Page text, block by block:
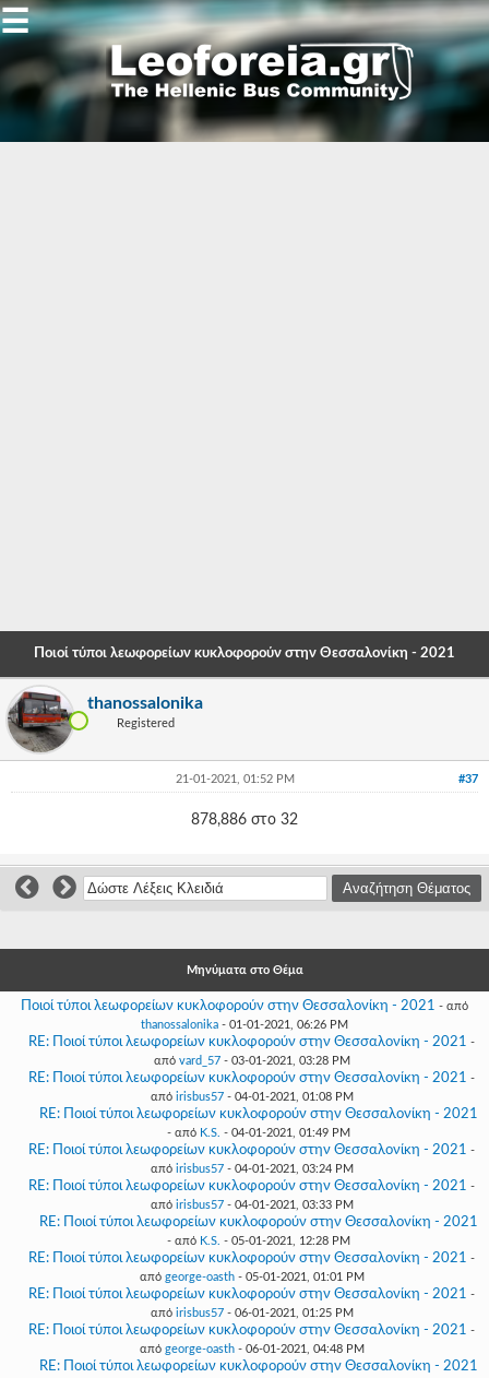
Gallery
-
-
-
-
-
-
-
σου,
Εγγραφή
☰
Ποιοί τύποι λεωφορείων κυκλοφορούν στην Θεσσαλονίκη - 2021
thanossalonika
Registered
#37
21-01-2021, 01:52 PM
878,886 στο 32
Μηνύματα στο Θέμα
Ποιοί τύποι λεωφορείων κυκλοφορούν στην Θεσσαλονίκη - 2021 - από
thanossalonika - 01-01-2021, 06:26 PM
RE: Ποιοί τύποι λεωφορείων κυκλοφορούν στην Θεσσαλονίκη - 2021 -
από vard_57- 03-01-2021, 03:28 PM
RE: Ποιοί τύποι λεωφορείων κυκλοφορούν στην Θεσσαλονίκη - 2021 -
από irisbus57- 04-01-2021, 01:08 PM
RE: Ποιοί τύποι λεωφορείων κυκλοφορούν στην Θεσσαλονίκη - 2021
- από K.S. - 04-01-2021, 01:49 PM
RE: Ποιοί τύποι λεωφορείων κυκλοφορούν στην Θεσσαλονίκη - 2021 -
από irisbus57- 04-01-2021, 03:24 PM
RE: Ποιοί τύποι λεωφορείων κυκλοφορούν στην Θεσσαλονίκη - 2021 -
από irisbus57- 04-01-2021, 03:33 PM
RE: Ποιοί τύποι λεωφορείων κυκλοφορούν στην Θεσσαλονίκη - 2021
- από K.S. - 05-01-2021, 12:28 PM
RE: Ποιοί τύποι λεωφορείων κυκλοφορούν στην Θεσσαλονίκη - 2021 -
από george-oasth- 05-01-2021, 01:01 PM
RE: Ποιοί τύποι λεωφορείων κυκλοφορούν στην Θεσσαλονίκη - 2021 -
από irisbus57- 06-01-2021, 01:25 PM
RE: Ποιοί τύποι λεωφορείων κυκλοφορούν στην Θεσσαλονίκη - 2021 -
από george-oasth- 06-01-2021, 04:48 PM
RE: Ποιοί τύποι λεωφορείων κυκλοφορούν στην Θεσσαλονίκη - 2021